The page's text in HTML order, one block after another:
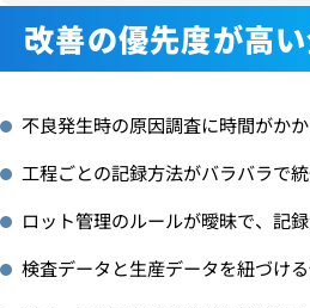
改善の優先度が高
不良発生時の原因調査に時間がか
工程ごとの記録方法がバラバラで
ロット管理のルールが曖昧で、記
検査データと生産データを紐づけ